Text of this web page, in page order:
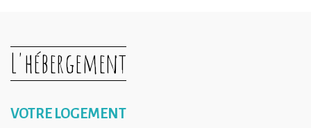
L'hébergement
VOTRE LOGEMENT